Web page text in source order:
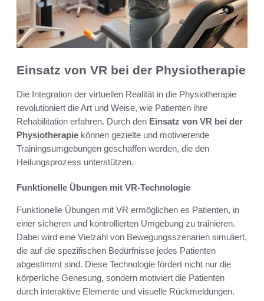
Einsatz von VR bei der Physiotherapie
Die Integration der virtuellen Realität in die Physiotherapie
revolutioniert die Art und Weise, wie Patienten ihre
Rehabilitation erfahren. Durch den Einsatz von VR bei der
Physiotherapie können gezielte und motivierende
Trainingsumgebungen geschaffen werden, die den
Heilungsprozess unterstützen.
Funktionelle Übungen mit VR-Technologie
Funktionelle Übungen mit VR ermöglichen es Patienten, in
einer sicheren und kontrollierten Umgebung zu trainieren.
Dabei wird eine Vielzahl von Bewegungsszenarien simuliert,
die auf die spezifischen Bedürfnisse jedes Patienten
abgestimmt sind. Diese Technologie fördert nicht nur die
körperliche Genesung, sondern motiviert die Patienten
durch interaktive Elemente und visuelle Rückmeldungen.